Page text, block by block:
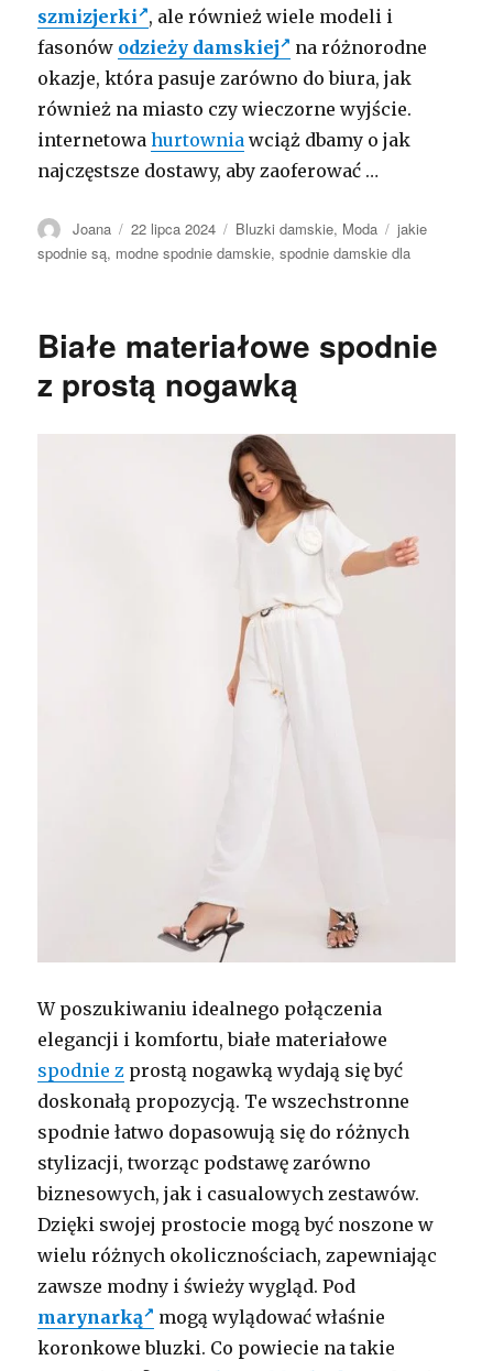
szmizjerki , ale również wiele modeli i
fasonów odzieży damskiej
na różnorodne
okazje, która pasuje zarówno do biura, jak
również na miasto czy wieczorne wyjście.
internetowahurtownia wciąż dbamy o jak
najczęstsze dostawy, aby zaoferować …
Autor
Joana Opublikowano
22 lipca 2024 Kategorie
Bluzki damskie, Moda Tagi
jakie
spodnie są, modne spodnie damskie,spodnie damskie dla
Białe materiałowe spodnie
z prostą nogawką
W poszukiwaniu idealnego połączenia
elegancji i komfortu, białe materiałowe
spodnie z prostą nogawką wydają się być
doskonałą propozycją. Te wszechstronne
spodnie łatwo dopasowują się do różnych
stylizacji, tworząc podstawę zarówno
biznesowych, jak i casualowych zestawów.
Dzięki swojej prostocie mogą być noszone w
wielu różnych okolicznościach, zapewniając
zawsze modny i świeży wygląd. Pod
marynarką
mogą wylądować właśnie
koronkowe bluzki. Co powiecie na takie